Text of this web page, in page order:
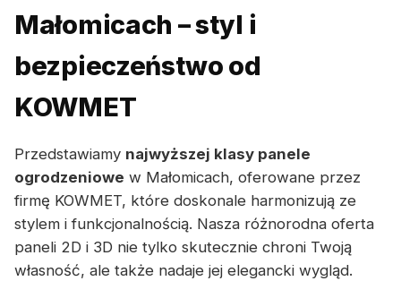
Małomicach – styl i
bezpieczeństwo od
KOWMET
Przedstawiamy najwyższej klasy panele
ogrodzeniowe w Małomicach, oferowane przez
firmę KOWMET, które doskonale harmonizują ze
stylem i funkcjonalnością. Nasza różnorodna oferta
paneli 2D i 3D nie tylko skutecznie chroni Twoją
własność, ale także nadaje jej elegancki wygląd.